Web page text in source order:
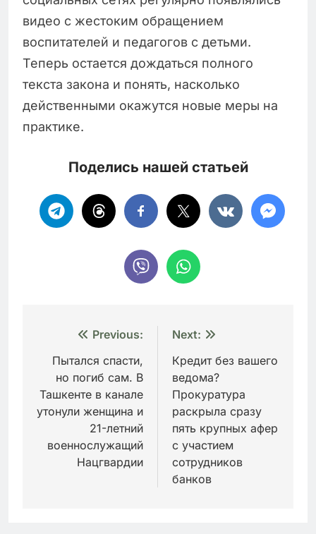
видео с жестоким обращением
воспитателей и педагогов с детьми.
Теперь остается дождаться полного
текста закона и понять, насколько
действенными окажутся новые меры на
практике.
Поделись нашей статьей
Навигация
по
записям
Previous:
Пытался спасти,
но погиб сам. В
Ташкенте в канале
утонули женщина и
21-летний
военнослужащий
Нацгвардии
Next:
Кредит без вашего
ведома?
Прокуратура
раскрыла сразу
пять крупных афер
с участием
сотрудников
банков